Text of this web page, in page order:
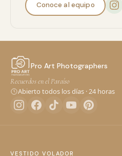
Conoce al equipo
Pro Art Photographers
Recuerdos en el Paraíso
Abierto todos los días · 24 horas
VESTIDO VOLADOR